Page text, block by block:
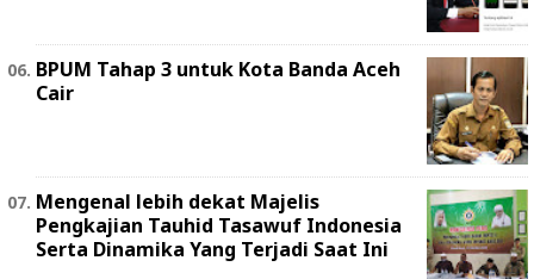
BPUM Tahap 3 untuk Kota Banda Aceh
Cair
Mengenal lebih dekat Majelis
Pengkajian Tauhid Tasawuf Indonesia
Serta Dinamika Yang Terjadi Saat Ini